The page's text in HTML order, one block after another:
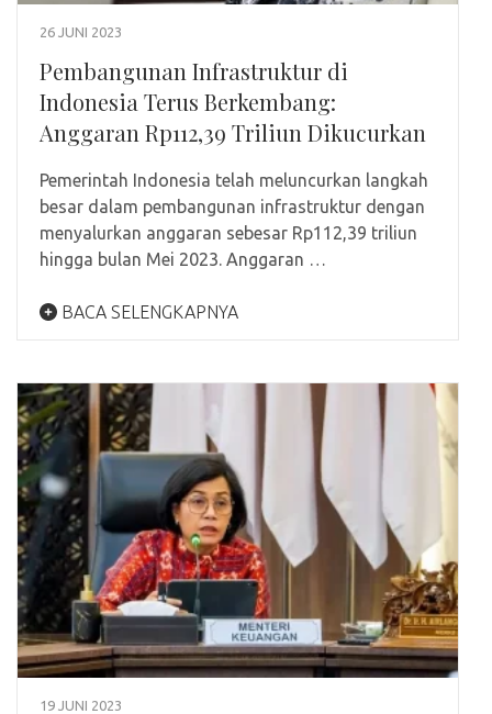
26 JUNI 2023
Pembangunan Infrastruktur di
Indonesia Terus Berkembang:
Anggaran Rp112,39 Triliun Dikucurkan
Pemerintah Indonesia telah meluncurkan langkah
besar dalam pembangunan infrastruktur dengan
menyalurkan anggaran sebesar Rp112,39 triliun
hingga bulan Mei 2023. Anggaran …
BACA SELENGKAPNYA
19 JUNI 2023